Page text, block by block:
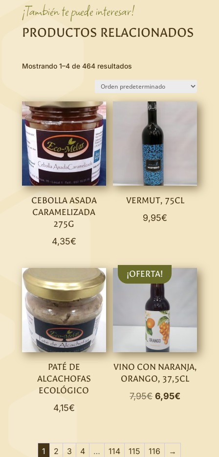
¡También te puede interesar!
PRODUCTOS RELACIONADOS
Mostrando 1–4 de 464 resultados
CEBOLLA ASADA
CARAMELIZADA
275G
4,35€
VERMUT, 75CL
9,95€
PATÉ DE
ALCACHOFAS
ECOLÓGICO
4,15€
¡OFERTA!
VINO CON NARANJA,
ORANGO, 37,5CL
7,95€ El
7,95€.
6,95€
6,95€.
1 2 3 4 … 114 115 116 →